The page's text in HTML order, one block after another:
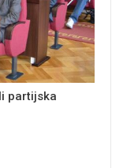
partijska